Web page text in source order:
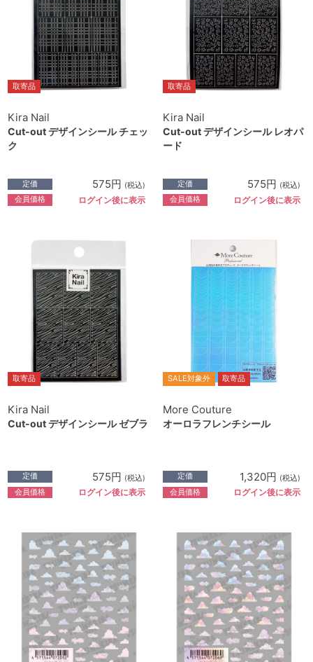
取寄品
Kira Nail
Cut-out デザインシール チェッ
ク
定価 575円 (税込)
会員価格 ログイン後に表示
取寄品
Kira Nail
Cut-out デザインシール レオパ
ード
定価 575円 (税込)
会員価格 ログイン後に表示
取寄品
Kira Nail
Cut-out デザインシール ゼブラ
定価 575円 (税込)
会員価格 ログイン後に表示
SALE対象外 取寄品
More Couture
オーロラフレンチシール
定価 1,320円 (税込)
会員価格 ログイン後に表示